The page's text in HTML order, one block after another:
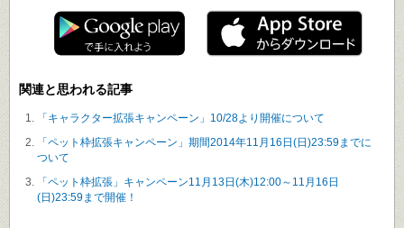
関連と思われる記事
「キャラクター拡張キャンペーン」10/28より開催について
「ペット枠拡張キャンペーン」期間2014年11月16日(日)23:59までに
ついて
「ペット枠拡張」キャンペーン11月13日(木)12:00～11月16日
(日)23:59まで開催！